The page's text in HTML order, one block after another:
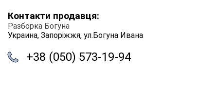
Контакти продавця:
Разборка Богуна
Украина, Запоріжжя, ул.Богуна Ивана
+38 (050) 573-19-94